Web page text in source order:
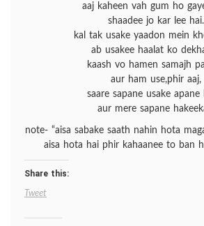
aaj kaheen vah gum ho
shaadee jo kar lee hai.
kal tak usake yaadon mein
ab usakee haalat ko
kaash vo hamen samajh
aur ham use,phir aaj,
saare sapane usake apane
aur mere sapane
note- “aisa sabake saath nahin hota
aisa hota hai phir kahaanee to ban
Share this:
Tweet